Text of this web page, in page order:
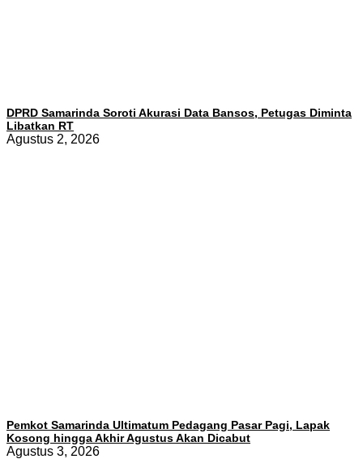
DPRD Samarinda Soroti Akurasi Data Bansos, Petugas Diminta
Libatkan RT
Agustus 2, 2026
Pemkot Samarinda Ultimatum Pedagang Pasar Pagi, Lapak
Kosong hingga Akhir Agustus Akan Dicabut
Agustus 3, 2026